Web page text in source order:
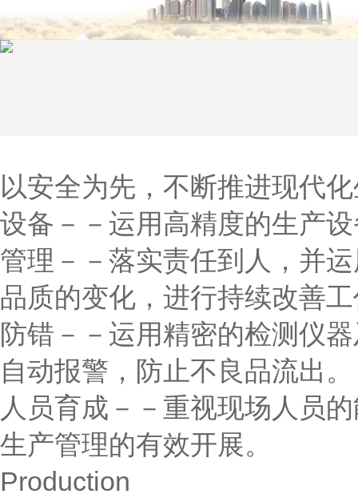
以安全为先，不断推进现代
设备－－运用高精度的生产
管理－－落实责任到人，并
品质的变化，进行持续改善
防错－－运用精密的检测仪
自动报警，防止不良品流出。
人员育成－－重视现场人员
生产管理的有效开展。
Production